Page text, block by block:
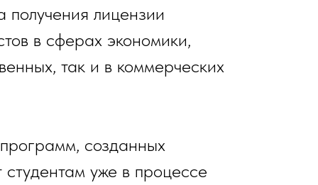
лицензии
в сферах экономики,
так и в коммерческих
созданных
уже в процессе